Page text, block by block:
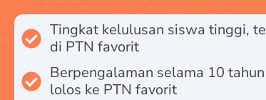
Tingkat kelulusan siswa tinggi,
di PTN favorit
Berpengalaman selama 10
lolos ke PTN favorit